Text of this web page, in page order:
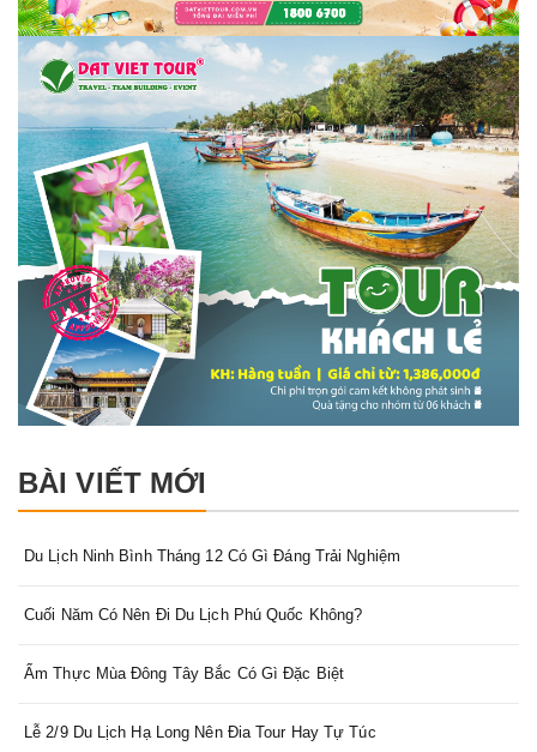
BÀI VIẾT MỚI
Du Lịch Ninh Bình Tháng 12 Có Gì Đáng Trải Nghiệm
Cuối Năm Có Nên Đi Du Lịch Phú Quốc Không?
Ẩm Thực Mùa Đông Tây Bắc Có Gì Đặc Biệt
Lễ 2/9 Du Lịch Hạ Long Nên Đia Tour Hay Tự Túc